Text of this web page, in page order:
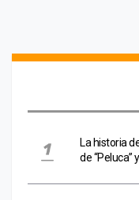
La historia
de “Peluca”